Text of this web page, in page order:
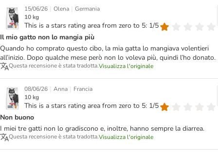
15/06/26 | Olena | Germania
10 kg
This is a stars rating area from zero to 5: 1/5
Il mio gatto non lo mangia più
Quando ho comprato questo cibo, la mia gatta lo mangiava volentieri
all’inizio. Dopo qualche mese però non lo voleva più, quindi l’ho donato.
Questa recensione è stata tradotta.Visualizza l'originale
08/06/26 | Anna | Francia
10 kg
This is a stars rating area from zero to 5: 1/5
Non buono
I miei tre gatti non lo gradiscono e, inoltre, hanno sempre la diarrea.
Questa recensione è stata tradotta.Visualizza l'originale